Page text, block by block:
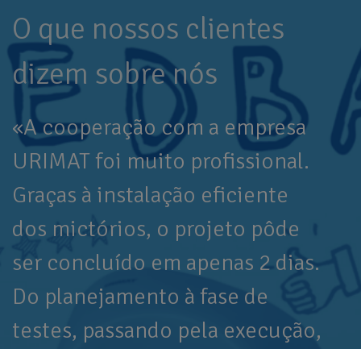
O que nossos clientes
dizem sobre nós
«A cooperação com a empresa
URIMAT foi muito profissional.
Graças à instalação eficiente
dos mictórios, o projeto pôde
ser concluído em apenas 2 dias.
Do planejamento à fase de
testes, passando pela execução,